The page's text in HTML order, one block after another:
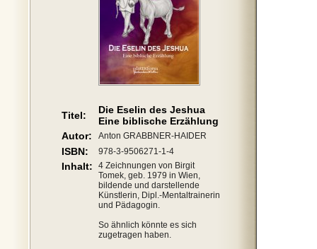
Titel:
Die Eselin des Jeshua
Eine biblische Erzählung
Autor:
Anton GRABBNER-HAIDER
ISBN: 978-3-9506271-1-4
Inhalt:
4 Zeichnungen von Birgit
Tomek, geb. 1979 in Wien,
bildende und darstellende
Künstlerin, Dipl.-Mentaltrainerin
und Pädagogin.
So ähnlich könnte es sich
zugetragen haben.